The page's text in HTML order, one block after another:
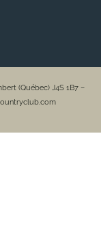
(Québec) J4S 1B7 –